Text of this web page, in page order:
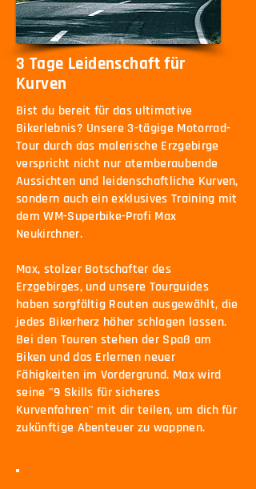
3 Tage Leidenschaft für
Kurven
Bist du bereit für das ultimative
Bikerlebnis? Unsere 3-tägige Motorrad-
Tour durch das malerische Erzgebirge
verspricht nicht nur atemberaubende
Aussichten und leidenschaftliche Kurven,
sondern auch ein exklusives Training mit
dem WM-Superbike-Profi Max
Neukirchner.
Max, stolzer Botschafter des
Erzgebirges, und unsere Tourguides
haben sorgfältig Routen ausgewählt, die
jedes Bikerherz höher schlagen lassen.​
Bei den Touren stehen der Spaß am
Biken und das Erlernen neuer
Fähigkeiten im Vordergrund. Max wird
seine "9 Skills für sicheres
Kurvenfahren" mit dir teilen, um dich für
zukünftige Abenteuer zu wappnen.